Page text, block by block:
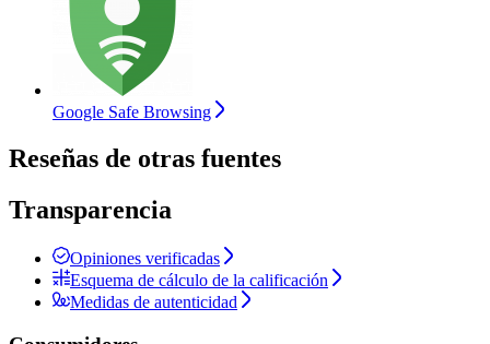
Google Safe Browsing
Reseñas de otras fuentes
Transparencia
Opiniones verificadas
Esquema de cálculo de la calificación
Medidas de autenticidad